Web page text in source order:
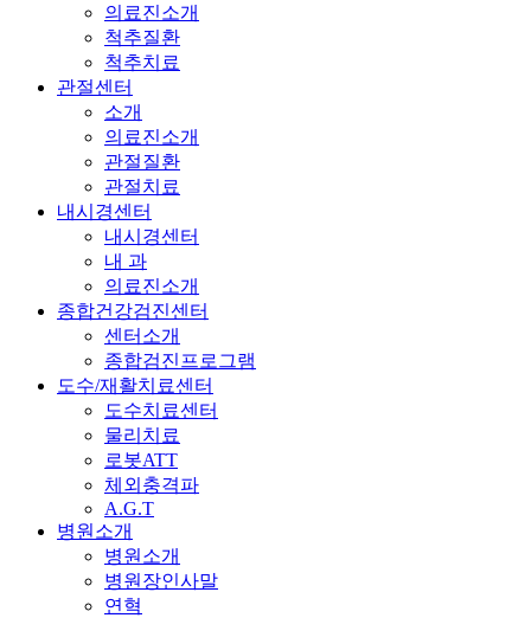
의료진소개
척추질환
척추치료
관절센터
소개
의료진소개
관절질환
관절치료
내시경센터
내시경센터
내 과
의료진소개
종합건강검진센터
센터소개
종합검진프로그램
도수/재활치료센터
도수치료센터
물리치료
로봇ATT
체외충격파
A.G.T
병원소개
병원소개
병원장인사말
연혁